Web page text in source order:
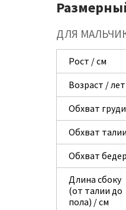
ДЛЯ
Рост / см
Возраст / лет
Обхват
Обхват
Обхват
Длина сбоку
(от талии до
пола) / см